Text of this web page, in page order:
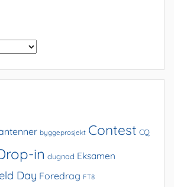
byggeprosjekt Contest CQ
in dugnad Eksamen
Day Foredrag FT8